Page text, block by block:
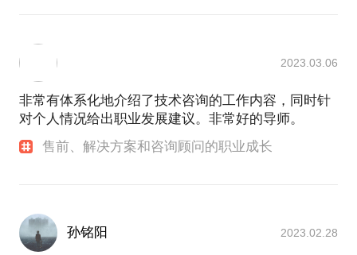
2023.03.06
非常有体系化地介绍了技术咨询的工作内容，同时针
对个人情况给出职业发展建议。非常好的导师。
售前、解决方案和咨询顾问的职业成长
孙铭阳 2023.02.28